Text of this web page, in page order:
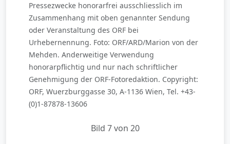
Pressezwecke honorarfrei ausschliesslich im
Zusammenhang mit oben genannter Sendung
oder Veranstaltung des ORF bei
Urhebernennung. Foto: ORF/ARD/Marion von der
Mehden. Anderweitige Verwendung
honorarpflichtig und nur nach schriftlicher
Genehmigung der ORF-Fotoredaktion. Copyright:
ORF, Wuerzburggasse 30, A-1136 Wien, Tel. +43-
(0)1-87878-13606
Bild 7 von 20